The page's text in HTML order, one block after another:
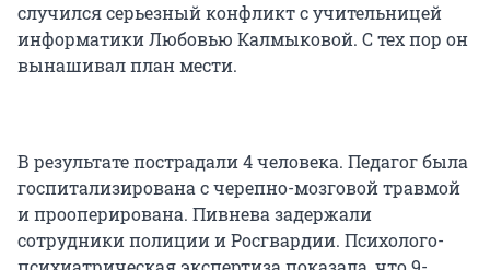
случился серьезный конфликт с учительницей
информатики Любовью Калмыковой. С тех пор он
вынашивал план мести.
В результате пострадали 4 человека. Педагог была
госпитализирована с черепно-мозговой травмой
и прооперирована. Пивнева задержали
сотрудники полиции и Росгвардии. Психолого-